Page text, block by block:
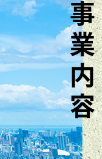
事業内容